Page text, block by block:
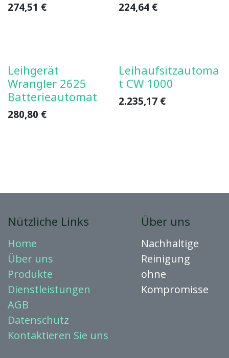
274,51 € 224,64€
Leihgerät
Wrangler 2625
Batterieautomat
280,80 €
Leihaufsitzautoma
t CW 1000
2.235,17€
Nützliche Links
Home
Über uns
Produkte
Dienstleistungen
AGB
Datenschutz
Kontaktieren Sie uns
Über uns
Nachhaltige
Reinigung
ohne
Kompromisse